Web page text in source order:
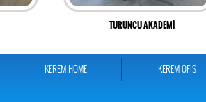
TURUNCU AKADEMİ
KEREM HOME KEREM OFİS